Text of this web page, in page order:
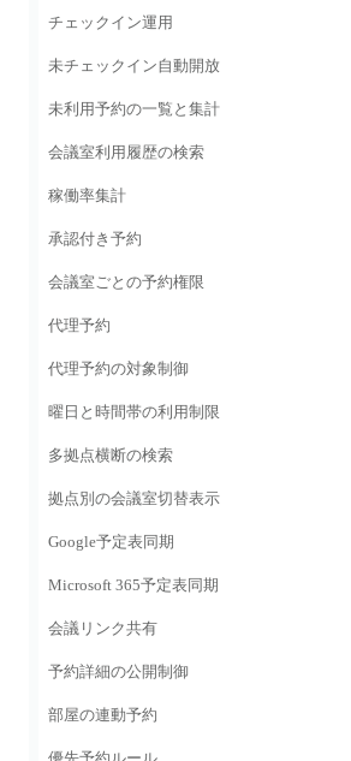
チェックイン運用
未チェックイン自動開放
未利用予約の一覧と集計
会議室利用履歴の検索
稼働率集計
承認付き予約
会議室ごとの予約権限
代理予約
代理予約の対象制御
曜日と時間帯の利用制限
多拠点横断の検索
拠点別の会議室切替表示
Google予定表同期
Microsoft 365予定表同期
会議リンク共有
予約詳細の公開制御
部屋の連動予約